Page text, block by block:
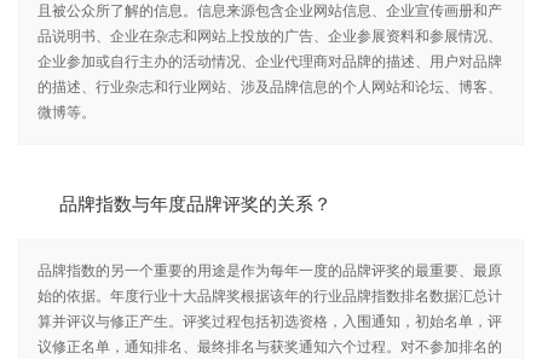
且被公众所了解的信息。信息来源包含企业网站信息、企业宣传画册和产
品说明书、企业在杂志和网站上投放的广告、企业参展资料和参展情况、
企业参加或自行主办的活动情况、企业代理商对品牌的描述、用户对品牌
的描述、行业杂志和行业网站、涉及品牌信息的个人网站和论坛、博客、
微博等。
品牌指数与年度品牌评奖的关系？
品牌指数的另一个重要的用途是作为每年一度的品牌评奖的最重要、最原
始的依据。年度行业十大品牌奖根据该年的行业品牌指数排名数据汇总计
算并评议与修正产生。评奖过程包括初选资格，入围通知，初始名单，评
议修正名单，通知排名、最终排名与获奖通知六个过程。对不参加排名的